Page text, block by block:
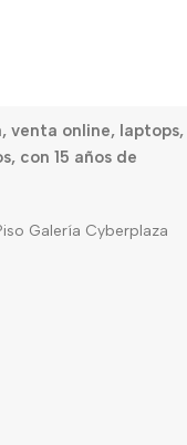
venta online, laptops,
con 15 años de
Galería Cyberplaza